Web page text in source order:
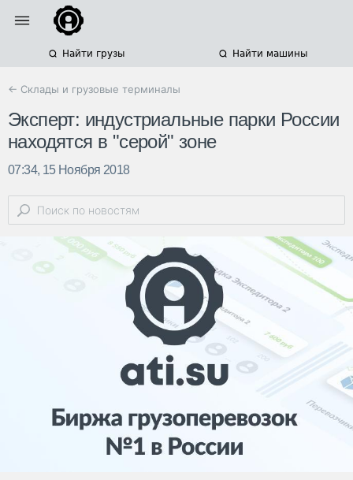
Найти грузы Найти машины
← Склады и грузовые терминалы
Эксперт: индустриальные парки России
находятся в "серой" зоне
07:34, 15 Ноября 2018